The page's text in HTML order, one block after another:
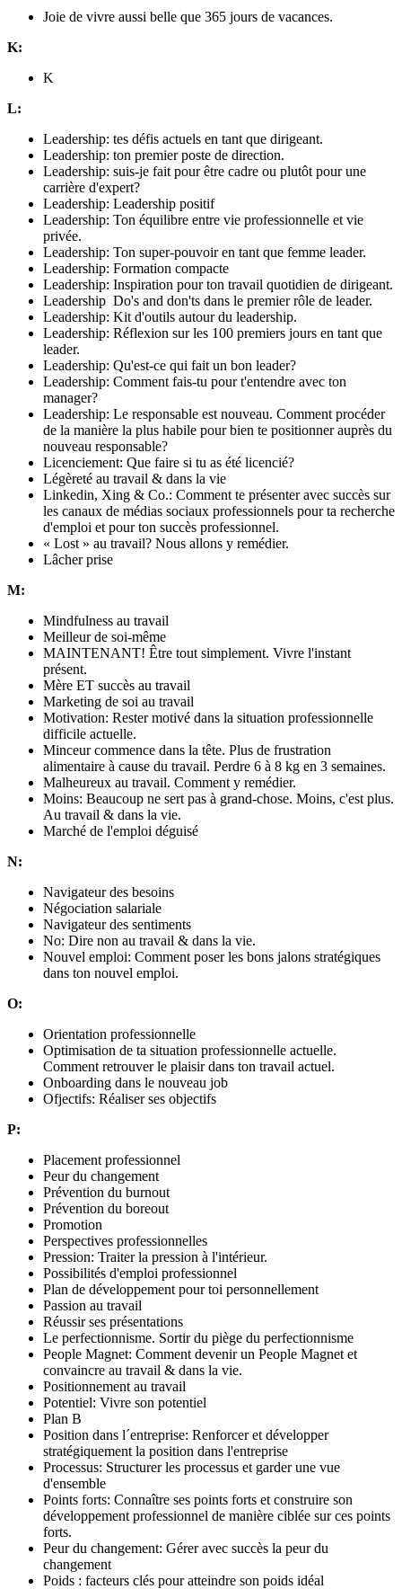
Joie de vivre aussi belle que 365 jours de vacances.
K:
K
L:
Leadership: tes défis actuels en tant que dirigeant.
Leadership: ton premier poste de direction.
Leadership: suis-je fait pour être cadre ou plutôt pour une
carrière d'expert?
Leadership: Leadership positif
Leadership: Ton équilibre entre vie professionnelle et vie
privée.
Leadership: Ton super-pouvoir en tant que femme leader.
Leadership: Formation compacte
Leadership: Inspiration pour ton travail quotidien de dirigeant.
Leadership Do's and don'ts dans le premier rôle de leader.
Leadership: Kit d'outils autour du leadership.
Leadership: Réflexion sur les 100 premiers jours en tant que
leader.
Leadership: Qu'est-ce qui fait un bon leader?
Leadership: Comment fais-tu pour t'entendre avec ton
manager?
Leadership: Le responsable est nouveau. Comment procéder
de la manière la plus habile pour bien te positionner auprès du
nouveau responsable?
Licenciement: Que faire si tu as été licencié?
Légèreté au travail & dans la vie
Linkedin, Xing & Co.: Comment te présenter avec succès sur
les canaux de médias sociaux professionnels pour ta recherche
d'emploi et pour ton succès professionnel.
« Lost » au travail? Nous allons y remédier.
Lâcher prise
M:
Mindfulness au travail
Meilleur de soi-même
MAINTENANT! Être tout simplement. Vivre l'instant
présent.
Mère ET succès au travail
Marketing de soi au travail
Motivation: Rester motivé dans la situation professionnelle
difficile actuelle.
Minceur commence dans la tête. Plus de frustration
alimentaire à cause du travail. Perdre 6 à 8 kg en 3 semaines.
Malheureux au travail. Comment y remédier.
Moins: Beaucoup ne sert pas à grand-chose. Moins, c'est plus.
Au travail & dans la vie.
Marché de l'emploi déguisé
N:
Navigateur des besoins
Négociation salariale
Navigateur des sentiments
No: Dire non au travail & dans la vie.
Nouvel emploi: Comment poser les bons jalons stratégiques
dans ton nouvel emploi.
O:
Orientation professionnelle
Optimisation de ta situation professionnelle actuelle.
Comment retrouver le plaisir dans ton travail actuel.
Onboarding dans le nouveau job
Ofjectifs: Réaliser ses objectifs
P:
Placement professionnel
Peur du changement
Prévention du burnout
Prévention du boreout
Promotion
Perspectives professionnelles
Pression: Traiter la pression à l'intérieur.
Possibilités d'emploi professionnel
Plan de développement pour toi personnellement
Passion au travail
Réussir ses présentations
Le perfectionnisme. Sortir du piège du perfectionnisme
People Magnet: Comment devenir un People Magnet et
convaincre au travail & dans la vie.
Positionnement au travail
Potentiel: Vivre son potentiel
Plan B
Position dans l´entreprise: Renforcer et développer
stratégiquement la position dans l'entreprise
Processus: Structurer les processus et garder une vue
d'ensemble
Points forts: Connaître ses points forts et construire son
développement professionnel de manière ciblée sur ces points
forts.
Peur du changement: Gérer avec succès la peur du
changement
Poids : facteurs clés pour atteindre son poids idéal